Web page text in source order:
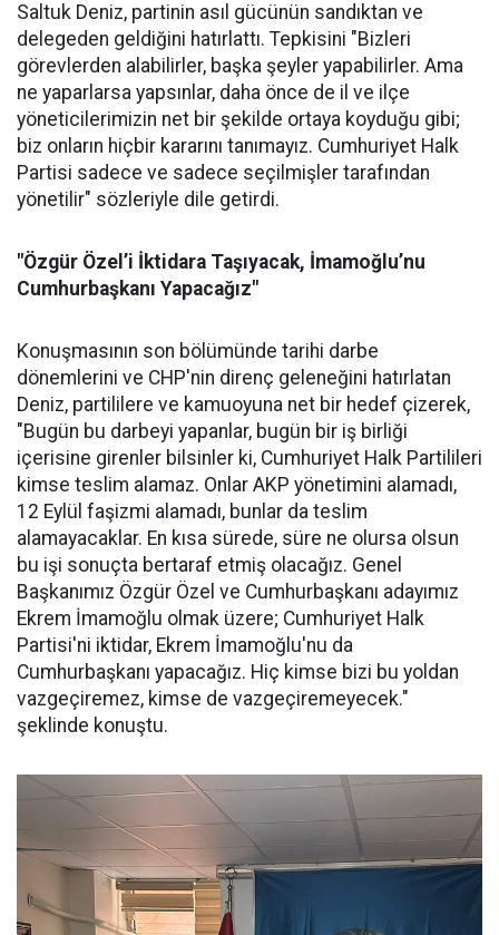
Saltuk Deniz, partinin asıl gücünün sandıktan ve
delegeden geldiğini hatırlattı. Tepkisini "Bizleri
görevlerden alabilirler, başka şeyler yapabilirler. Ama
ne yaparlarsa yapsınlar, daha önce de il ve ilçe
yöneticilerimizin net bir şekilde ortaya koyduğu gibi;
biz onların hiçbir kararını tanımayız. Cumhuriyet Halk
Partisi sadece ve sadece seçilmişler tarafından
yönetilir" sözleriyle dile getirdi.
"Özgür Özel’i İktidara Taşıyacak, İmamoğlu’nu
Cumhurbaşkanı Yapacağız"
Konuşmasının son bölümünde tarihi darbe
dönemlerini ve CHP'nin direnç geleneğini hatırlatan
Deniz, partililere ve kamuoyuna net bir hedef çizerek,
"Bugün bu darbeyi yapanlar, bugün bir iş birliği
içerisine girenler bilsinler ki, Cumhuriyet Halk Partilileri
kimse teslim alamaz. Onlar AKP yönetimini alamadı,
12 Eylül faşizmi alamadı, bunlar da teslim
alamayacaklar. En kısa sürede, süre ne olursa olsun
bu işi sonuçta bertaraf etmiş olacağız. Genel
Başkanımız Özgür Özel ve Cumhurbaşkanı adayımız
Ekrem İmamoğlu olmak üzere; Cumhuriyet Halk
Partisi'ni iktidar, Ekrem İmamoğlu'nu da
Cumhurbaşkanı yapacağız. Hiç kimse bizi bu yoldan
vazgeçiremez, kimse de vazgeçiremeyecek."
şeklinde konuştu.